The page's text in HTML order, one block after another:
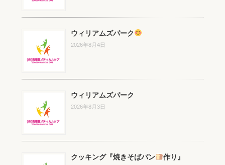
ウィリアムズパーク
2026年8月4日
ウィリアムズパーク
2026年8月3日
クッキング『焼きそばパン 作り』